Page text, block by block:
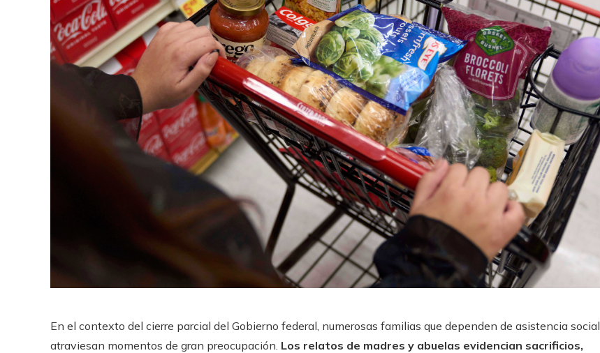
En el contexto del cierre parcial del Gobierno federal, numerosas familias que dependen de asistencia social
atraviesan momentos de gran preocupación. Los relatos de madres y abuelas evidencian sacrificios,